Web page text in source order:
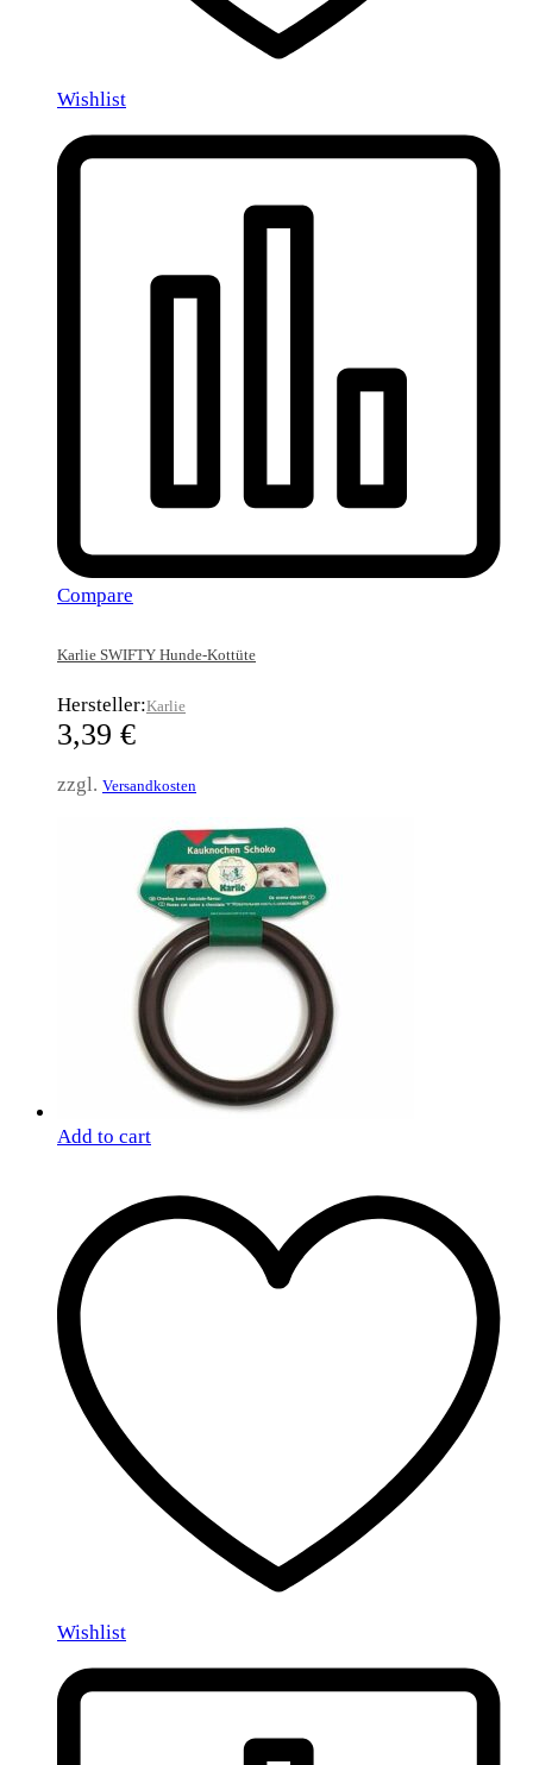
Wishlist
Compare
Karlie SWIFTY Hunde-Kottüte
Hersteller:Karlie
3,39 €
zzgl. Versandkosten
Add to cart
Wishlist